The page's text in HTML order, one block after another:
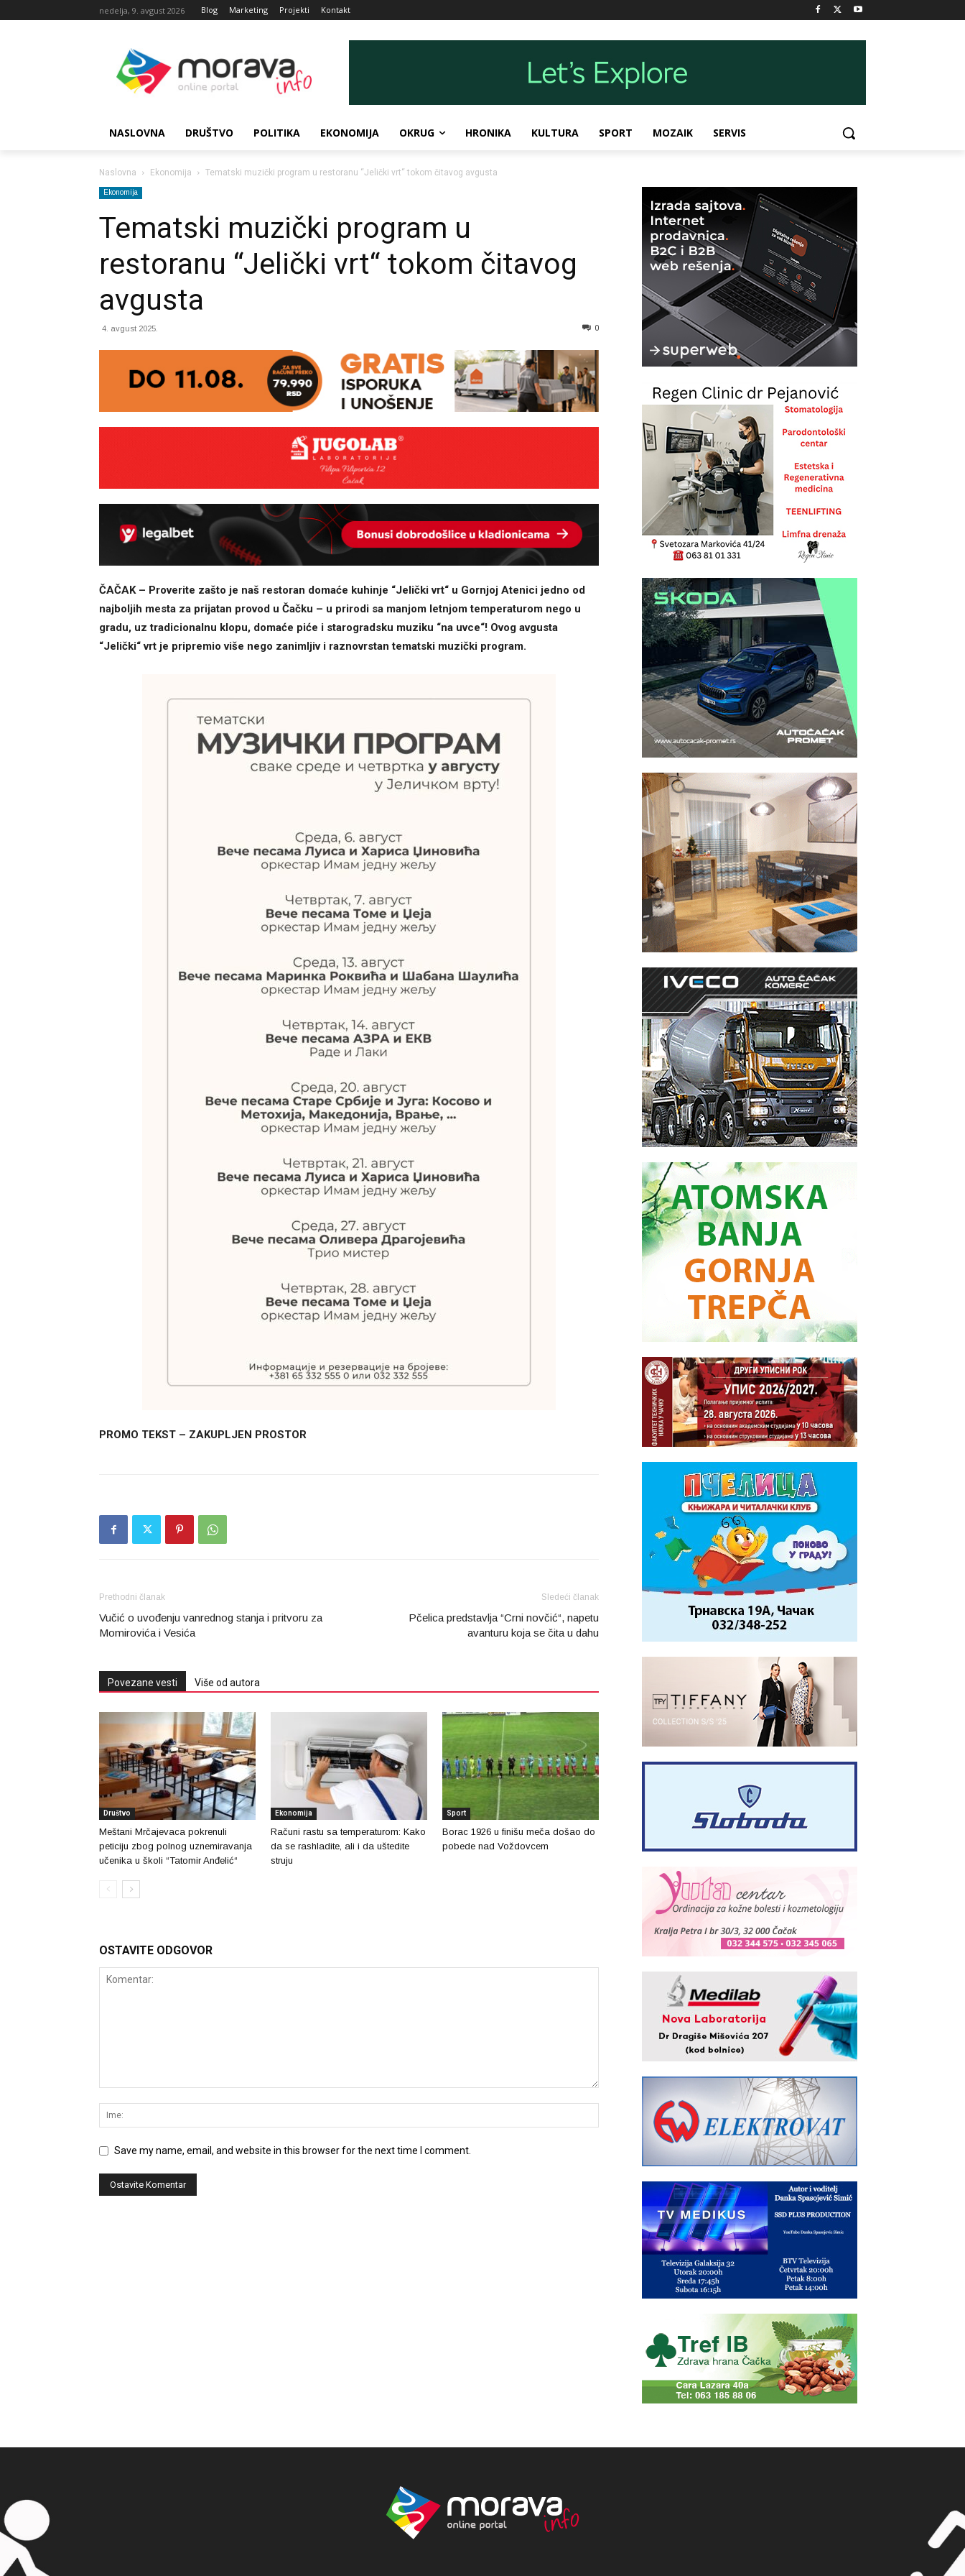
nedelja, 9. avgust 2026 Blog Marketing Projekti Kontakt
NASLOVNA DRUŠTVO POLITIKA EKONOMIJA OKRUG HRONIKA KULTURA SPORT MOZAIK SERVIS
Naslovna Ekonomija Tematski muzički program u restoranu “Jelički vrt“ tokom čitavog avgusta
Ekonomija
Tematski muzički program u
restoranu “Jelički vrt“ tokom čitavog
avgusta
4. avgust 2025. 0
ČAČAK – Proverite zašto je naš restoran domaće kuhinje “Jelički vrt“ u Gornjoj Atenici jedno od
najboljih mesta za prijatan provod u Čačku – u prirodi sa manjom letnjom temperaturom nego u
gradu, uz tradicionalnu klopu, domaće piće i starogradsku muziku “na uvce“! Ovog avgusta
“Jelički“ vrt je pripremio više nego zanimljiv i raznovrstan tematski muzički program.
PROMO TEKST – ZAKUPLJEN PROSTOR
Prethodni članak
Vučić o uvođenju vanrednog stanja i pritvoru za
Momirovića i Vesića
Sledeći članak
Pčelica predstavlja “Crni novčić“, napetu
avanturu koja se čita u dahu
Povezane vesti Više od autora
Društvo
Meštani Mrčajevaca pokrenuli
peticiju zbog polnog uznemiravanja
učenika u školi “Tatomir Anđelić“
Ekonomija
Računi rastu sa temperaturom: Kako
da se rashladite, ali i da uštedite
struju
Sport
Borac 1926 u finišu meča došao do
pobede nad Voždovcem
OSTAVITE ODGOVOR
Save my name, email, and website in this browser for the next time I comment.